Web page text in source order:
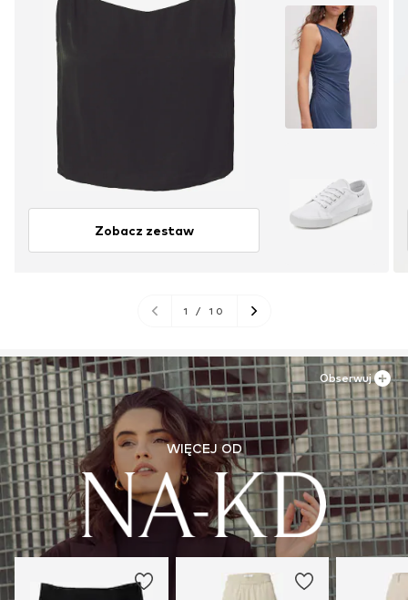
Zobacz zestaw
1 / 10
WIĘCEJ OD
Obserwuj